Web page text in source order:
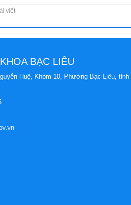
viết
BẠC LIÊU
Huệ, Khóm 10, Phường Bạc Liêu, tỉnh